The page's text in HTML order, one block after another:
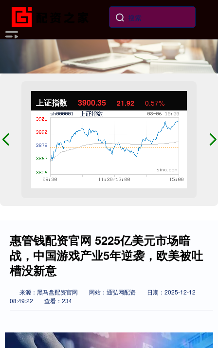
上证指数 3900.35 21.92 0.57%
惠管钱配资官网 5225亿美元市场暗
战，中国游戏产业5年逆袭，欧美被吐
槽没新意
来源：黑马盘配资官网 网站：通弘网配资
日期：2025-12-12
08:49:22
查看：234